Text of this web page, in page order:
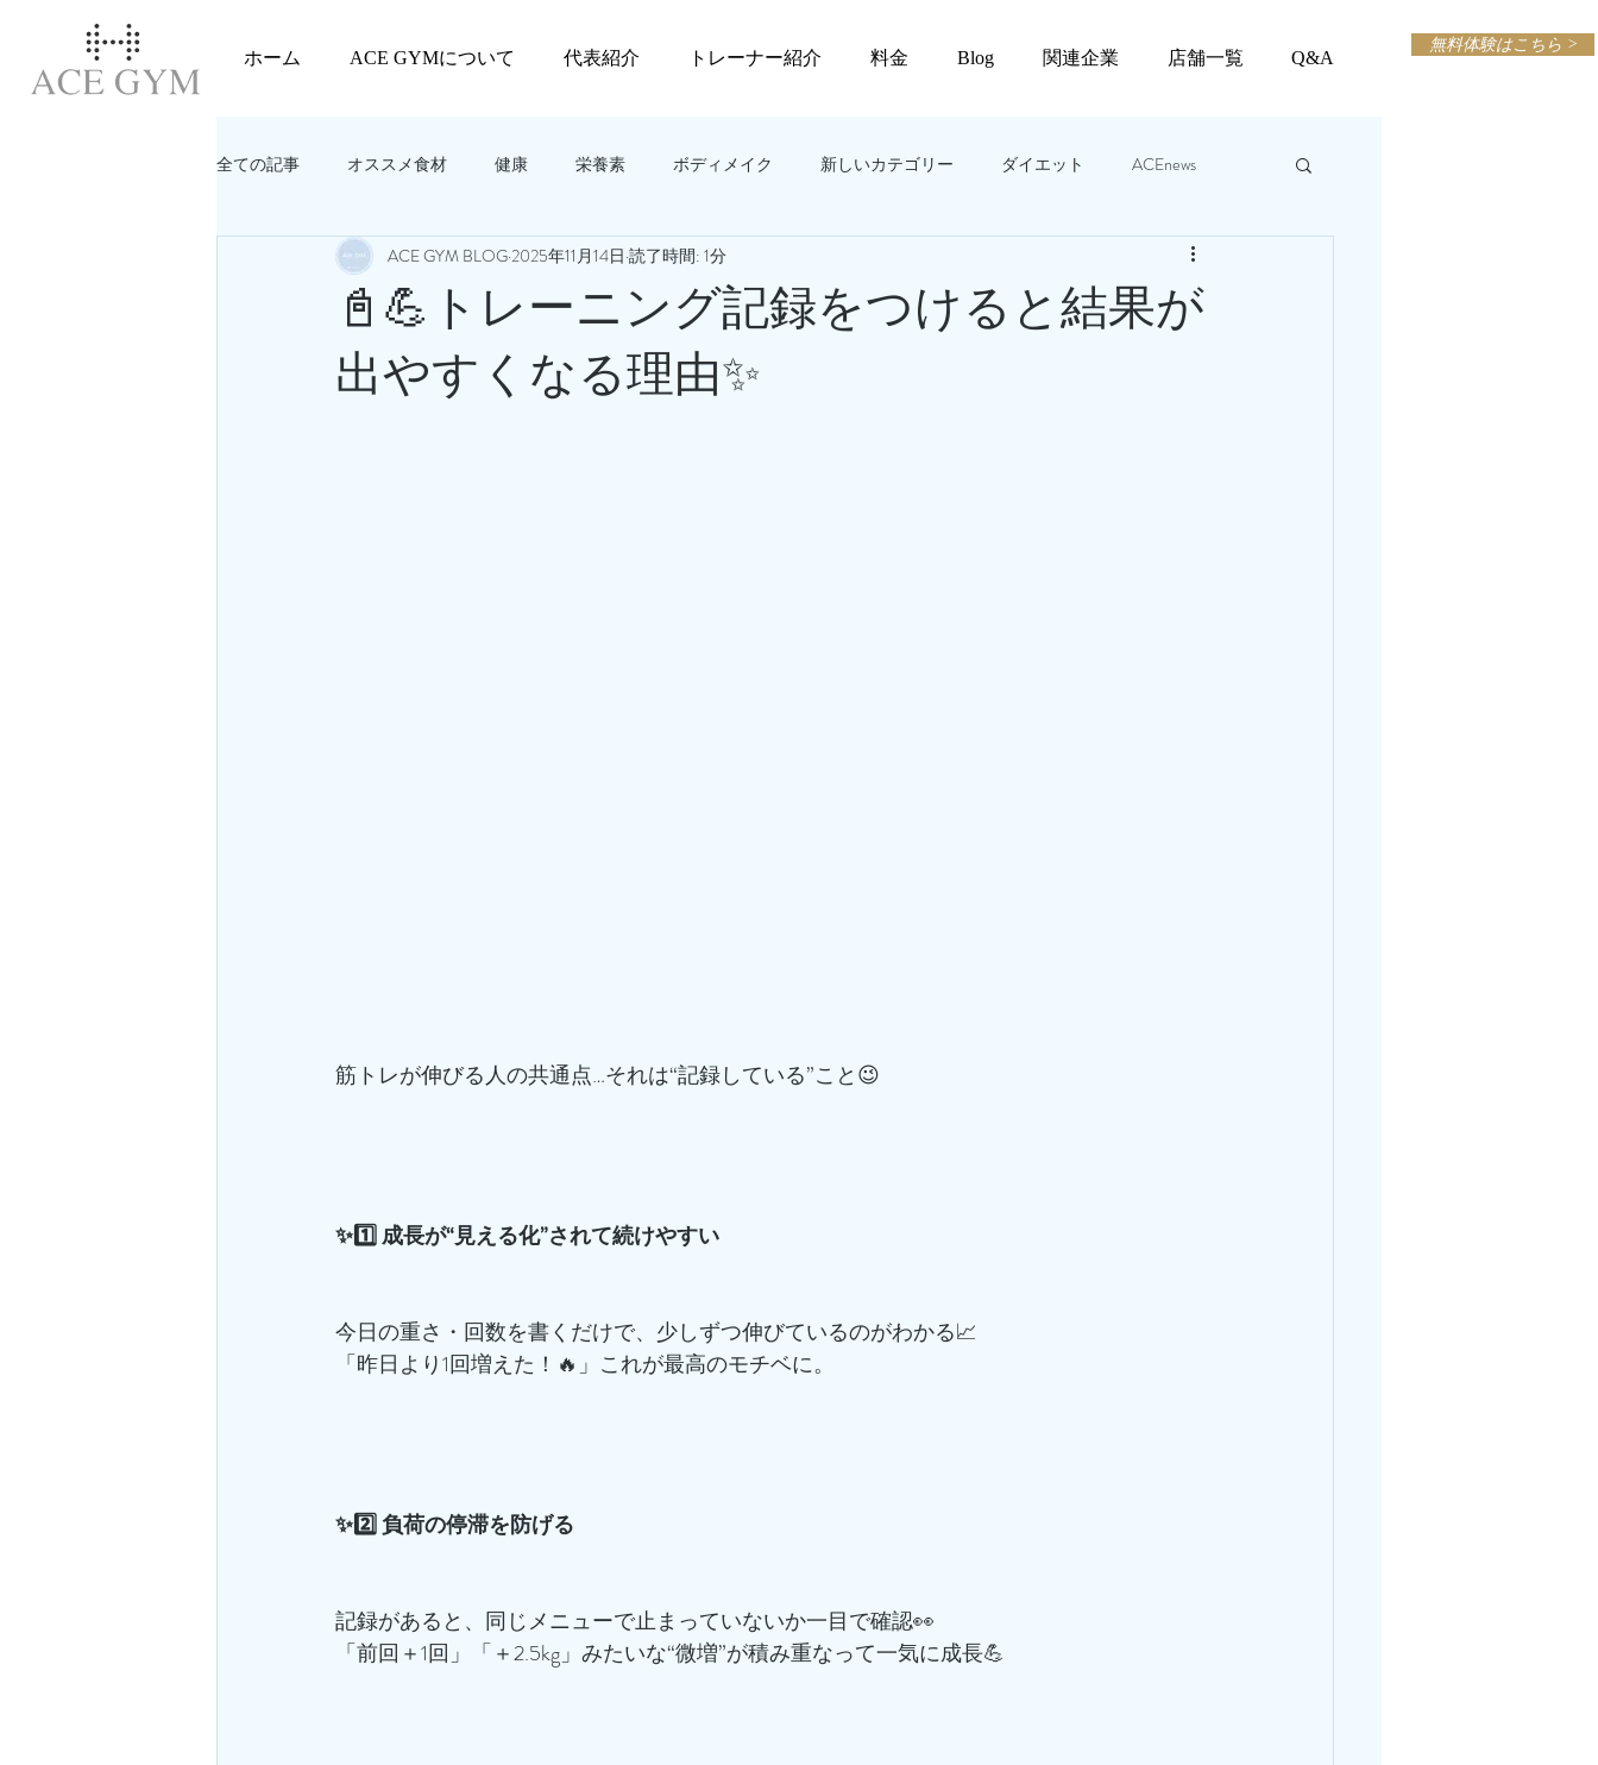
ホーム ACE GYMについて 代表紹介 トレーナー紹介 料金 Blog 関連企業 店舗一覧 Q&A
無料体験はこちら >
全ての記事 オススメ食材 健康 栄養素 ボディメイク 新しいカテゴリー ダイエット ACEnews
教えてACEGYM‼️ 美容
📓💪トレーニング記録をつけると結果が
出やすくなる理由✨
ACE GYM BLOG 2025年11月14日 読了時間: 1分
筋トレが伸びる人の共通点…それは“記録している”こと😉
✨1️⃣ 成長が“見える化”されて続けやすい
今日の重さ・回数を書くだけで、少しずつ伸びているのがわかる📈
「昨日より1回増えた！🔥」これが最高のモチベに。
✨2️⃣ 負荷の停滞を防げる
記録があると、同じメニューで止まっていないか一目で確認👀
「前回＋1回」「＋2.5kg」みたいな“微増”が積み重なって一気に成長💪